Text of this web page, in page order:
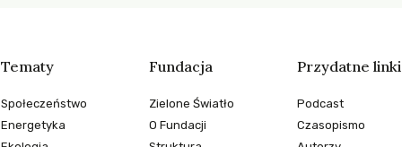
Tematy
Społeczeństwo
Energetyka
Fundacja
Zielone Światło
O Fundacji
Przydatne linki
Podcast
Czasopismo